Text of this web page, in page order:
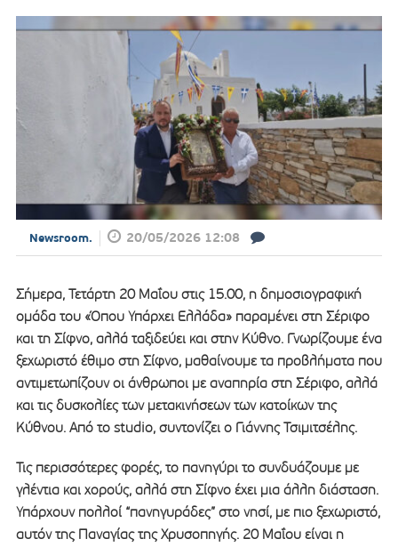
Newsroom. 20/05/2026 12:08
Σήμερα, Τετάρτη 20 Μαΐου στις 15.00, η δημοσιογραφική
ομάδα του «Όπου Υπάρχει Ελλάδα» παραμένει στη Σέριφο
και τη Σίφνο, αλλά ταξιδεύει και στην Κύθνο. Γνωρίζουμε ένα
ξεχωριστό έθιμο στη Σίφνο, μαθαίνουμε τα προβλήματα που
αντιμετωπίζουν οι άνθρωποι με αναπηρία στη Σέριφο, αλλά
και τις δυσκολίες των μετακινήσεων των κατοίκων της
Κύθνου. Από το studio, συντονίζει ο Γιάννης Τσιμιτσέλης.
Τις περισσότερες φορές, το πανηγύρι το συνδυάζουμε με
γλέντια και χορούς, αλλά στη Σίφνο έχει μια άλλη διάσταση.
Υπάρχουν πολλοί “πανηγυράδες” στο νησί, με πιο ξεχωριστό,
αυτόν της Παναγίας της Χρυσοπηγής. 20 Μαΐου είναι η